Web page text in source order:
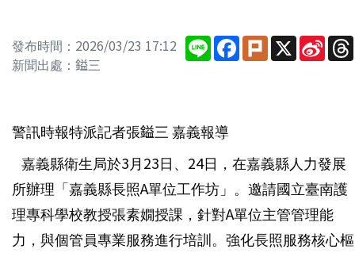
發布時間：2026/03/23 17:12
新聞出處：鎰三
Line Facebook
PlurkX Sina
警訊時報特派記者張鎰三 嘉義報導
嘉義縣衛生局於3月23日、24日，在嘉義縣人力發展
所辦理「嘉義縣長照A單位工作坊」。邀請國立臺南護
理專科學校教授張素嫺授課，針對A單位主管管理能
力，與個管員專業服務進行培訓。強化長照服務核心樞